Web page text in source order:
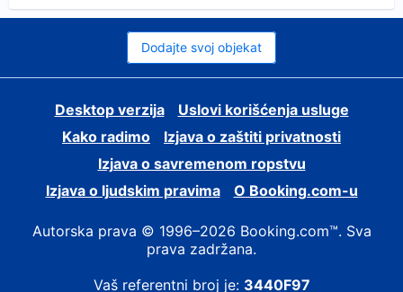
Dodajte svoj objekat
Desktop verzija
Uslovi korišćenja usluge
Kako radimo
Izjava o zaštiti privatnosti
Izjava o savremenom ropstvu
Izjava o ljudskim pravima
О Booking.com-u
Autorska prava © 1996–2026 Booking.com™. Sva
prava zadržana.
Vaš referentni broj je: 3440F97